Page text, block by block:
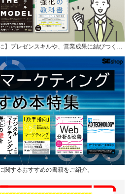
】プレゼンスキルや、営業成果に結びつく…
関するおすすめの書籍をご紹介。